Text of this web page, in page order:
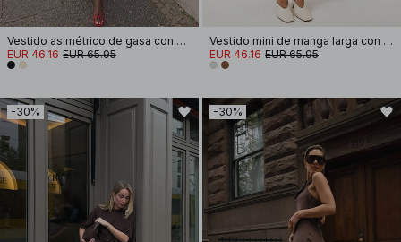
Vestido asimétrico de gasa con cuello halter
EUR 46.16 EUR 65.95
Vestido mini de manga larga con detalle de bufanda
EUR 46.16 EUR 65.95
-30% -30%